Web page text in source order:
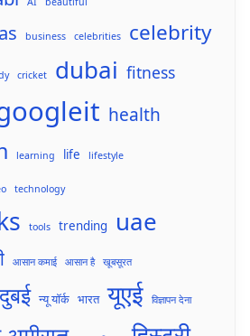
business celebrities celebrity
cricket dubai fitness
health
learning life lifestyle
technology
tools trending uae
आसान कमाई आसान है खूबसूरत
दुबई न्यू यॉर्क भारत यूएई विज्ञापन देना